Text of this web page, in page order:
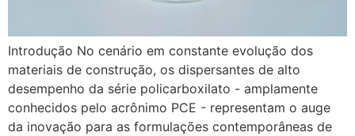
Introdução No cenário em constante evolução dos
materiais de construção, os dispersantes de alto
desempenho da série policarboxilato - amplamente
conhecidos pelo acrônimo PCE - representam o auge
da inovação para as formulações contemporâneas de